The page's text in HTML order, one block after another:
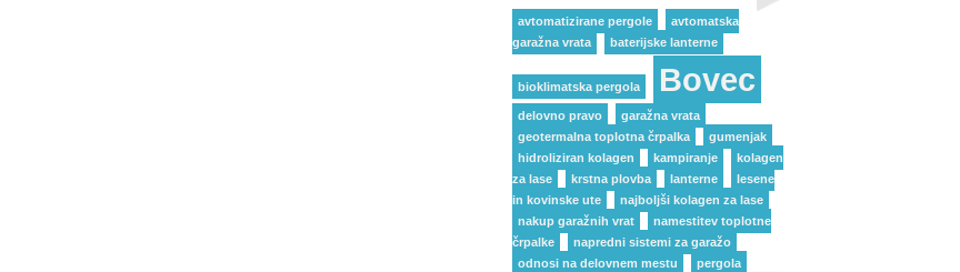
avtomatizirane pergole
avtomatska
garažna vrata
baterijske lanterne
bioklimatska pergola Bovec
delovno pravo
garažna vrata
geotermalna toplotna črpalka
gumenjak
hidroliziran kolagen
kampiranje
kolagen
za lase
krstna plovba lanterne
lesene
in kovinske ute
najboljši kolagen za lase
nakup garažnih vrat
namestitev toplotne
črpalke
napredni sistemi za garažo
odnosi na delovnem mestu
pergola